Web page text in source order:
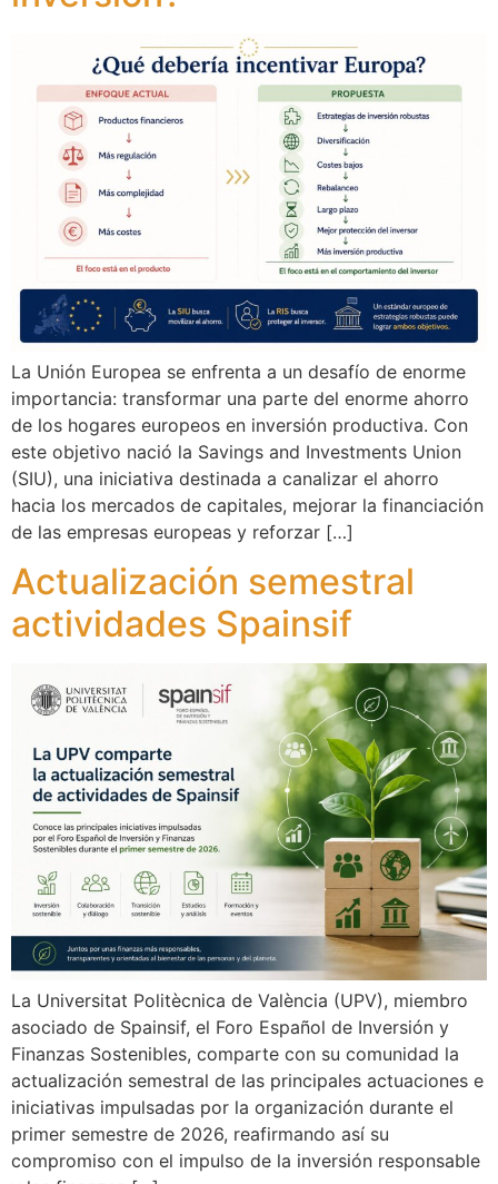
La Unión Europea se enfrenta a un desafío de enorme
importancia: transformar una parte del enorme ahorro
de los hogares europeos en inversión productiva. Con
este objetivo nació la Savings and Investments Union
(SIU), una iniciativa destinada a canalizar el ahorro
hacia los mercados de capitales, mejorar la financiación
de las empresas europeas y reforzar […]
Actualización semestral
actividades Spainsif
La Universitat Politècnica de València (UPV), miembro
asociado de Spainsif, el Foro Español de Inversión y
Finanzas Sostenibles, comparte con su comunidad la
actualización semestral de las principales actuaciones e
iniciativas impulsadas por la organización durante el
primer semestre de 2026, reafirmando así su
compromiso con el impulso de la inversión responsable